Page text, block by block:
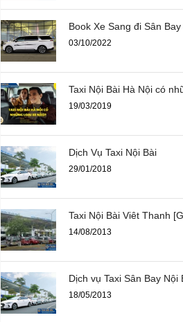
Book Xe Sang đi Sân
03/10/2022
Taxi Nội Bài Hà Nội có
19/03/2019
Dịch Vụ Taxi Nội Bài
29/01/2018
Taxi Nội Bài Viêt Thanh
14/08/2013
Dịch vụ Taxi Sân Bay Nội
18/05/2013